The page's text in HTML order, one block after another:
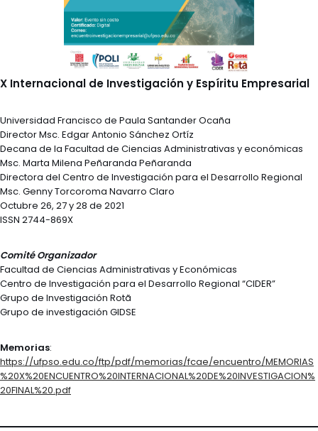
X Internacional de Investigación y Espíritu Empresarial
Universidad Francisco de Paula Santander Ocaña
Director Msc. Edgar Antonio Sánchez Ortíz
Decana de la Facultad de Ciencias Administrativas y económicas
Msc. Marta Milena Peñaranda Peñaranda
Directora del Centro de Investigación para el Desarrollo Regional
Msc. Genny Torcoroma Navarro Claro
Octubre 26, 27 y 28 de 2021
ISSN 2744-869X
Comité Organizador
Facultad de Ciencias Administrativas y Económicas
Centro de Investigación para el Desarrollo Regional “CIDER”
Grupo de Investigación Rotã
Grupo de investigación GIDSE
Memorias:
https://ufpso.edu.co/ftp/pdf/memorias/fcae/encuentro/MEMORIAS
%20X%20ENCUENTRO%20INTERNACIONAL%20DE%20INVESTIGACION%
20FINAL%20.pdf